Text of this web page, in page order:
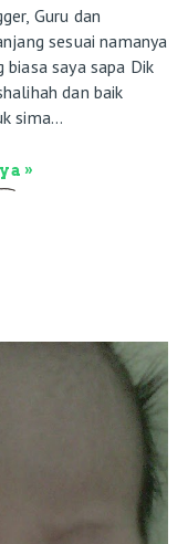
Guru dan
sesuai namanya
biasa saya sapa Dik
dan baik
sima...
»